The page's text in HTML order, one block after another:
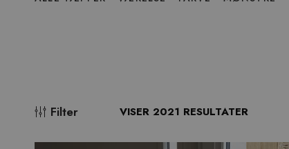
Filter VISER 2021 RESULTATER